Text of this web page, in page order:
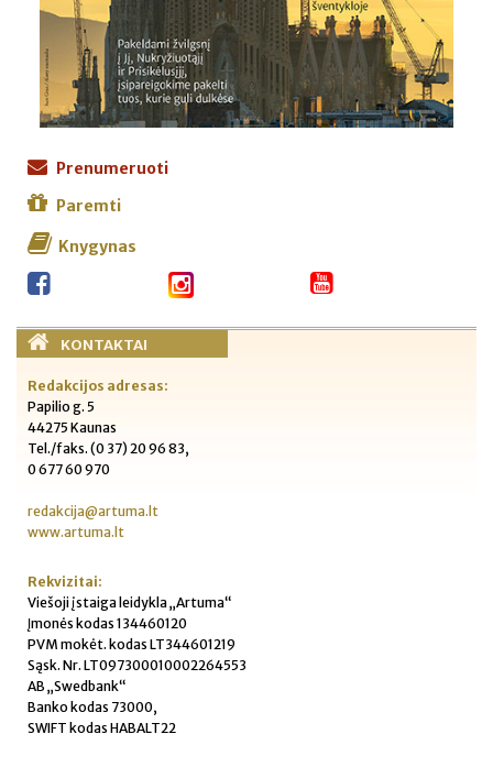
Prenumeruoti
Paremti
Knygynas
KONTAKTAI
Redakcijos adresas:
Papilio g. 5
44275 Kaunas
Tel./faks. (0 37) 20 96 83,
0 677 60 970
redakcija@artuma.lt
www.artuma.lt
Rekvizitai:
Viešoji įstaiga leidykla „Artuma“
Įmonės kodas 134460120
PVM mokėt. kodas LT344601219
Sąsk. Nr. LT097300010002264553
AB „Swedbank“
Banko kodas 73000,
SWIFT kodas HABALT22